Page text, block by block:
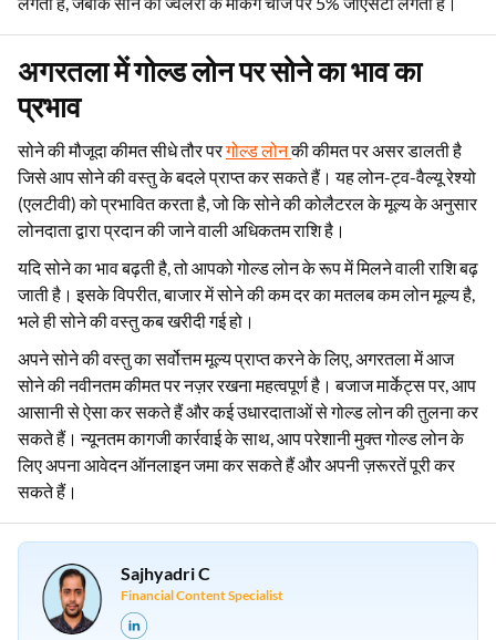
अगरतला में गोल्ड लोन पर सोने का भाव का
प्रभाव
सोने की मौजूदा कीमत सीधे तौर परगोल्ड लोनकी कीमत पर असर डालती है
जिसे आप सोने की वस्तु के बदले प्राप्त कर सकते हैं। यह लोन-ट्व-वैल्यू रेश्यो
(एलटीवी) को प्रभावित करता है, जो कि सोने की कोलैटरल के मूल्य के अनुसार
लोनदाता द्वारा प्रदान की जाने वाली अधिकतम राशि है।
यदि सोने का भाव बढ़ती है, तो आपको गोल्ड लोन के रूप में मिलने वाली राशि बढ़
जाती है। इसके विपरीत, बाजार में सोने की कम दर का मतलब कम लोन मूल्य है,
भले ही सोने की वस्तु कब खरीदी गई हो।
अपने सोने की वस्तु का सर्वोत्तम मूल्य प्राप्त करने के लिए, अगरतला में आज
सोने की नवीनतम कीमत पर नज़र रखना महत्वपूर्ण है। बजाज मार्केट्स पर, आप
आसानी से ऐसा कर सकते हैं और कई उधारदाताओं से गोल्ड लोन की तुलना कर
सकते हैं। न्यूनतम कागजी कार्रवाई के साथ, आप परेशानी मुक्त गोल्ड लोन के
लिए अपना आवेदन ऑनलाइन जमा कर सकते हैं और अपनी ज़रूरतें पूरी कर
सकते हैं।
Sajhyadri C
Financial Content Specialist